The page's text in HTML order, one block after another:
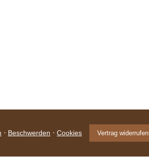
· Beschwerden · Cookies Vertrag widerrufen